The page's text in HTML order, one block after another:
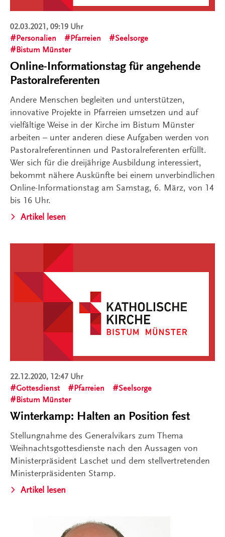
02.03.2021, 09:19 Uhr
Personalien
Pfarreien
Seelsorge
Bistum Münster
Online-Informationstag für angehende
Pastoralreferenten
Andere Menschen begleiten und unterstützen,
innovative Projekte in Pfarreien umsetzen und auf
vielfältige Weise in der Kirche im Bistum Münster
arbeiten – unter anderen diese Aufgaben werden von
Pastoralreferentinnen und Pastoralreferenten erfüllt.
Wer sich für die dreijährige Ausbildung interessiert,
bekommt nähere Auskünfte bei einem unverbindlichen
Online-Informationstag am Samstag, 6. März, von 14
bis 16 Uhr.
Artikel lesen
22.12.2020, 12:47 Uhr
Gottesdienst
Pfarreien
Seelsorge
Bistum Münster
Winterkamp: Halten an Position fest
Stellungnahme des Generalvikars zum Thema
Weihnachtsgottesdienste nach den Aussagen von
Ministerpräsident Laschet und dem stellvertretenden
Ministerpräsidenten Stamp.
Artikel lesen